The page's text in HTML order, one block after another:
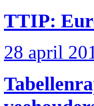
TTIP:
28 april